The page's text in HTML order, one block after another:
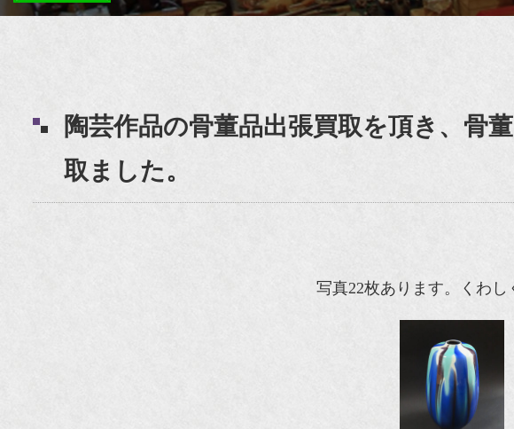
陶芸作品の骨董品出張買取を頂き、骨
取ました。
写真22枚あります。くわし